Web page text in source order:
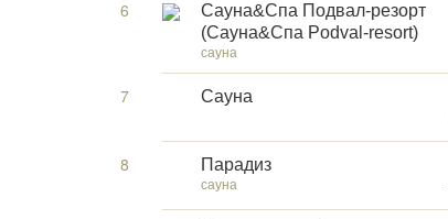
6
Сауна&Спа Подвал-резорт
(Сауна&Спа Podval-resort)
сауна
7 Сауна
8
Парадиз
сауна